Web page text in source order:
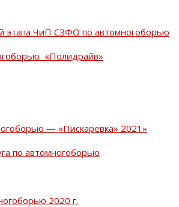
этапа ЧиП СЗФО по автомногоборью
«Полидрайв»
— «Пискаревка» 2021»
по автомногоборью
2020 г.